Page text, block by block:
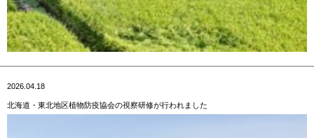
2026.04.18
北海道・東北地区植物防疫協会の視察研修が行われました